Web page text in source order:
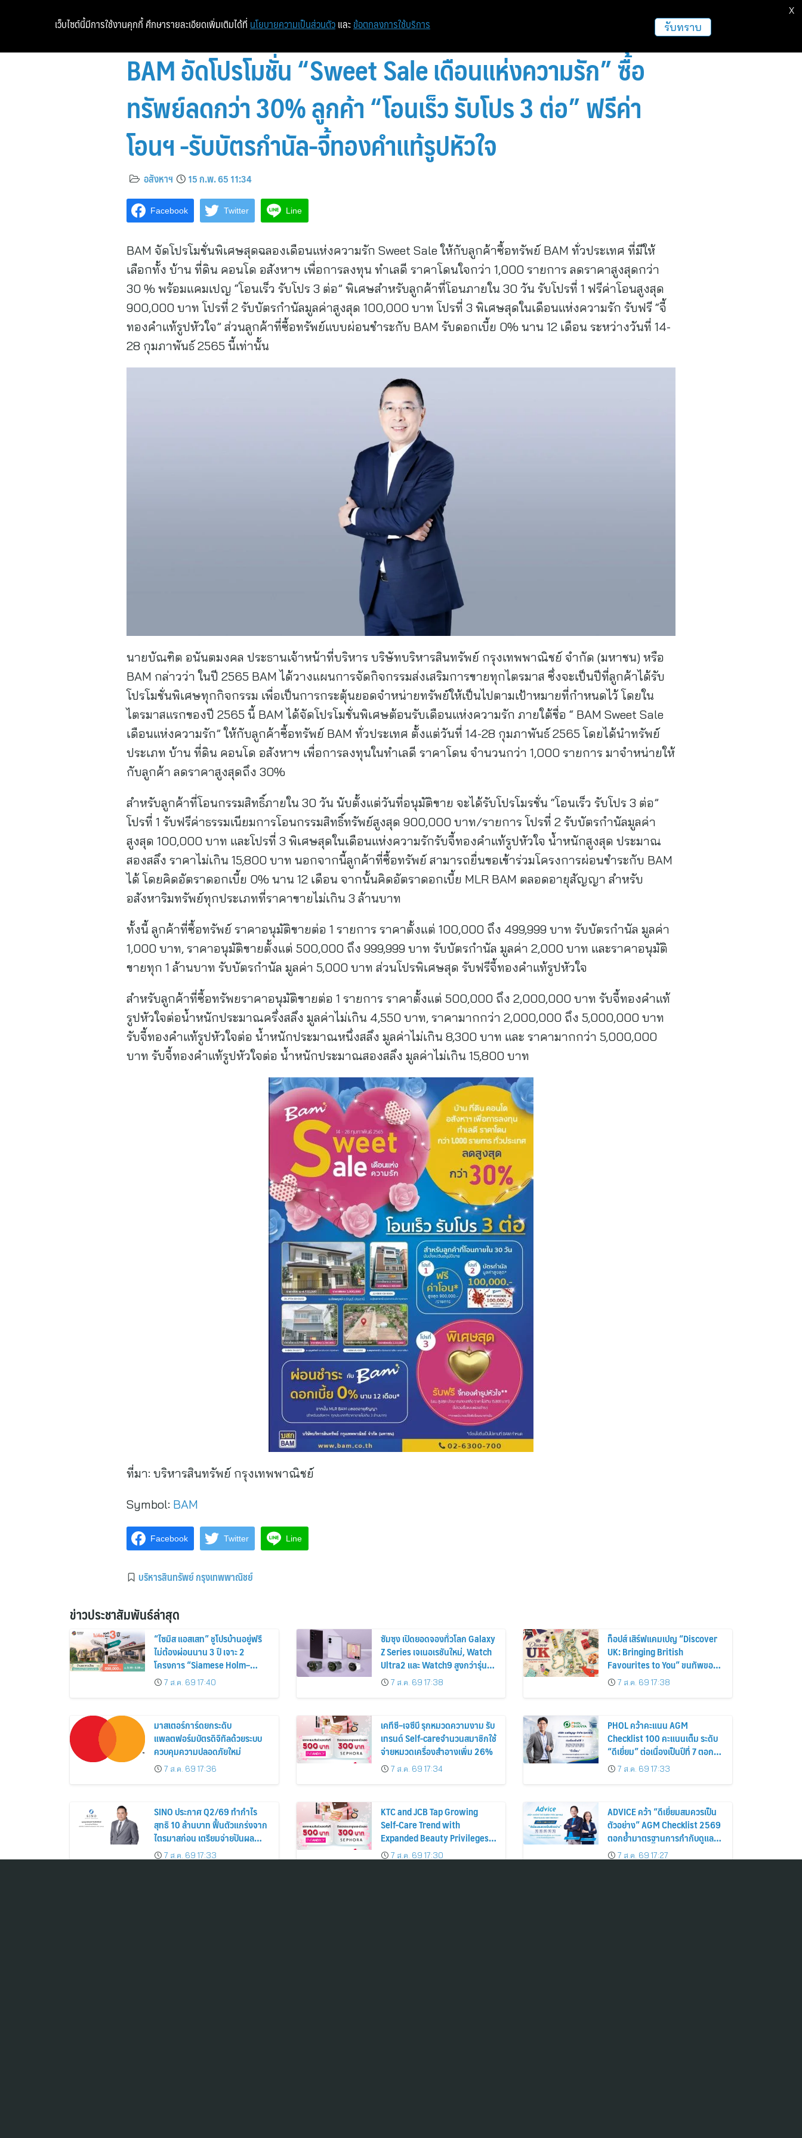
BAM อัดโปรโมชั่น “Sweet Sale เดือนแห่งความรัก” ซื้อ
ทรัพย์ลดกว่า 30% ลูกค้า “โอนเร็ว รับโปร 3 ต่อ” ฟรีค่า
โอนฯ -รับบัตรกำนัล-จี้ทองคำแท้รูปหัวใจ
อสังหาฯ 15 ก.พ. 65 11:34
Facebook Twitter Line
BAM จัดโปรโมชั่นพิเศษสุดฉลองเดือนแห่งความรัก Sweet Sale ให้กับลูกค้าซื้อทรัพย์ BAM ทั่วประเทศ ที่มีให้
เลือกทั้ง บ้าน ที่ดิน คอนโด อสังหาฯ เพื่อการลงทุน ทำเลดี ราคาโดนใจกว่า 1,000 รายการ ลดราคาสูงสุดกว่า
30 % พร้อมแคมเปญ “โอนเร็ว รับโปร 3 ต่อ” พิเศษสำหรับลูกค้าที่โอนภายใน 30 วัน รับโปรที่ 1 ฟรีค่าโอนสูงสุด
900,000 บาท โปรที่ 2 รับบัตรกำนัลมูลค่าสูงสุด 100,000 บาท โปรที่ 3 พิเศษสุดในเดือนแห่งความรัก รับฟรี “จี้
ทองคำแท้รูปหัวใจ” ส่วนลูกค้าที่ซื้อทรัพย์แบบผ่อนชำระกับ BAM รับดอกเบี้ย 0% นาน 12 เดือน ระหว่างวันที่ 14-
28 กุมภาพันธ์ 2565 นี้เท่านั้น
นายบัณฑิต อนันตมงคล ประธานเจ้าหน้าที่บริหาร บริษัทบริหารสินทรัพย์ กรุงเทพพาณิชย์ จำกัด (มหาชน) หรือ
BAM กล่าวว่า ในปี 2565 BAM ได้วางแผนการจัดกิจกรรมส่งเสริมการขายทุกไตรมาส ซึ่งจะเป็นปีที่ลูกค้าได้รับ
โปรโมชั่นพิเศษทุกกิจกรรม เพื่อเป็นการกระตุ้นยอดจำหน่ายทรัพย์ให้เป็นไปตามเป้าหมายที่กำหนดไว้ โดยใน
ไตรมาสแรกของปี 2565 นี้ BAM ได้จัดโปรโมชั่นพิเศษต้อนรับเดือนแห่งความรัก ภายใต้ชื่อ “ BAM Sweet Sale
เดือนแห่งความรัก” ให้กับลูกค้าซื้อทรัพย์ BAM ทั่วประเทศ ตั้งแต่วันที่ 14-28 กุมภาพันธ์ 2565 โดยได้นำทรัพย์
ประเภท บ้าน ที่ดิน คอนโด อสังหาฯ เพื่อการลงทุนในทำเลดี ราคาโดน จำนวนกว่า 1,000 รายการ มาจำหน่ายให้
กับลูกค้า ลดราคาสูงสุดถึง 30%
สำหรับลูกค้าที่โอนกรรมสิทธิ์ภายใน 30 วัน นับตั้งแต่วันที่อนุมัติขาย จะได้รับโปรโมรชั่น “โอนเร็ว รับโปร 3 ต่อ”
โปรที่ 1 รับฟรีค่าธรรมเนียมการโอนกรรมสิทธิ์ทรัพย์สูงสุด 900,000 บาท/รายการ โปรที่ 2 รับบัตรกำนัลมูลค่า
สูงสุด 100,000 บาท และโปรที่ 3 พิเศษสุดในเดือนแห่งความรักรับจี้ทองคำแท้รูปหัวใจ น้ำหนักสูงสุด ประมาณ
สองสลึง ราคาไม่เกิน 15,800 บาท นอกจากนี้ลูกค้าที่ซื้อทรัพย์ สามารถยื่นขอเข้าร่วมโครงการผ่อนชำระกับ BAM
ได้ โดยคิดอัตราดอกเบี้ย 0% นาน 12 เดือน จากนั้นคิดอัตราดอกเบี้ย MLR BAM ตลอดอายุสัญญา สำหรับ
อสังหาริมทรัพย์ทุกประเภทที่ราคาขายไม่เกิน 3 ล้านบาท
ทั้งนี้ ลูกค้าที่ซื้อทรัพย์ ราคาอนุมัติขายต่อ 1 รายการ ราคาตั้งแต่ 100,000 ถึง 499,999 บาท รับบัตรกำนัล มูลค่า
1,000 บาท, ราคาอนุมัติขายตั้งแต่ 500,000 ถึง 999,999 บาท รับบัตรกำนัล มูลค่า 2,000 บาท และราคาอนุมัติ
ขายทุก 1 ล้านบาท รับบัตรกำนัล มูลค่า 5,000 บาท ส่วนโปรพิเศษสุด รับฟรีจี้ทองคำแท้รูปหัวใจ
สำหรับลูกค้าที่ซื้อทรัพยราคาอนุมัติขายต่อ 1 รายการ ราคาตั้งแต่ 500,000 ถึง 2,000,000 บาท รับจี้ทองคำแท้
รูปหัวใจต่อน้ำหนักประมาณครึ่งสลึง มูลค่าไม่เกิน 4,550 บาท, ราคามากกว่า 2,000,000 ถึง 5,000,000 บาท
รับจี้ทองคำแท้รูปหัวใจต่อ น้ำหนักประมาณหนึ่งสลึง มูลค่าไม่เกิน 8,300 บาท และ ราคามากกว่า 5,000,000
บาท รับจี้ทองคำแท้รูปหัวใจต่อ น้ำหนักประมาณสองสลึง มูลค่าไม่เกิน 15,800 บาท
ที่มา: บริหารสินทรัพย์ กรุงเทพพาณิชย์
Symbol: BAM
Facebook Twitter Line
บริหารสินทรัพย์ กรุงเทพพาณิชย์
ข่าวประชาสัมพันธ์ล่าสุด
“ไซมิส แอสเสท” ชูโปรบ้านอยู่ฟรี
ไม่ต้องผ่อนนาน 3 ปี เจาะ 2
โครงการ “Siamese Holm–
Siamese Blossom” พร้อม
ส่วนลดและสิทธิพิเศษถึง 31
7 ส.ค. 69 17:40
ซัมซุง เปิดยอดจองทั่วโลก Galaxy
Z Series เจเนอเรชันใหม่, Watch
Ultra2 และ Watch9 สูงกว่ารุ่น
ก่อนหน้ากว่า 30%
7 ส.ค. 69 17:38
ท็อปส์ เสิร์ฟแคมเปญ “Discover
UK: Bringing British
Favourites to You” ขนทัพของ
อร่อยและไอเท็มฮิตจากสหราช
อาณาจักร ส่งตรงถึงมือตั้งแต่วัน
7 ส.ค. 69 17:38
มาสเตอร์การ์ดยกระดับ
แพลตฟอร์มบัตรดิจิทัลด้วยระบบ
ควบคุมความปลอดภัยใหม่
7 ส.ค. 69 17:36
เคทีซี–เจซีบี รุกหมวดความงาม รับ
เทรนด์ Self-careจำนวนสมาชิกใช้
จ่ายหมวดเครื่องสำอางเพิ่ม 26%
7 ส.ค. 69 17:34
PHOL คว้าคะแนน AGM
Checklist 100 คะแนนเต็ม ระดับ
“ดีเยี่ยม” ต่อเนื่องเป็นปีที่ 7 ตอกย้ำ
การดำเนินธุรกิจตามหลักธรรมาภิ
บาล โปร่งใส สร้างความเชื่อมั่นผู้
7 ส.ค. 69 17:33
SINO ประกาศ Q2/69 ทำกำไร
สุทธิ 10 ล้านบาท ฟื้นตัวแกร่งจาก
ไตรมาสก่อน เตรียมจ่ายปันผล
ระหว่างกาล 0.014423 บาทต่อหุ้น
ครึ่งปีหลังมุ่งเติบโตต่อเนื่อง
7 ส.ค. 69 17:33
KTC and JCB Tap Growing
Self-Care Trend with
Expanded Beauty Privileges
Number of KTC JCB
Cardmembers Spending on
7 ส.ค. 69 17:30
ADVICE คว้า “ดีเยี่ยมสมควรเป็น
ตัวอย่าง” AGM Checklist 2569
ตอกย้ำมาตรฐานการกำกับดูแล
กิจการที่ดี
7 ส.ค. 69 17:27
เว็บไซต์นี้มีการใช้งานคุกกี้ ศึกษารายละเอียดเพิ่มเติมได้ที่ นโยบายความเป็นส่วนตัว และ ข้อตกลงการใช้บริการ รับทราบ
X